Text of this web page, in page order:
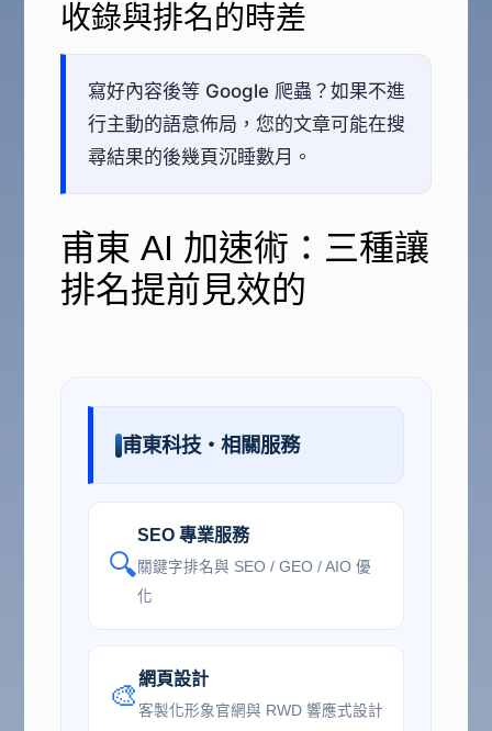
收錄與排名的時差
寫好內容後等 Google 爬蟲？如果不進
行主動的語意佈局，您的文章可能在搜
尋結果的後幾頁沉睡數月。
甫東 AI 加速術：三種讓
排名提前見效的
甫東科技・相關服務
🔍
SEO 專業服務
關鍵字排名與 SEO / GEO / AIO 優
化
🎨網頁設計
客製化形象官網與 RWD 響應式設計